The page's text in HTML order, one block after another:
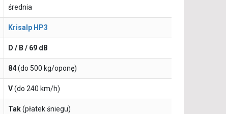
średnia
Krisalp HP3
D / B / 69 dB
84(do 500 kg/oponę)
V(do 240 km/h)
Tak(płatek śniegu)